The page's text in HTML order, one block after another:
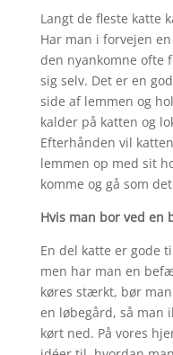
Langt de fleste katte
Har man i forvejen
den nyankomne ofte
sig selv. Det er en
side af lemmen og
kalder på katten og
Efterhånden vil
lemmen op med sit
komme og gå som
Hvis man bor ved en
En del katte er gode
men har man en
køres stærkt, bør
en løbegård, så man
kørt ned. På vores